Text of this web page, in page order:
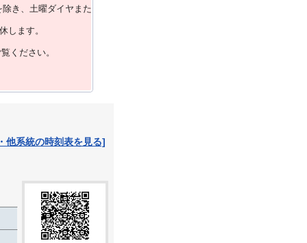
き、⼟曜ダイヤまた
します。
ください。
他系統の時刻表を見る]